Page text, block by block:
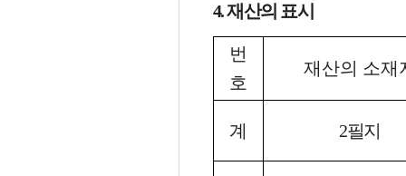
4. 재산의 표시
번
호
재산의 소재
계 2필지